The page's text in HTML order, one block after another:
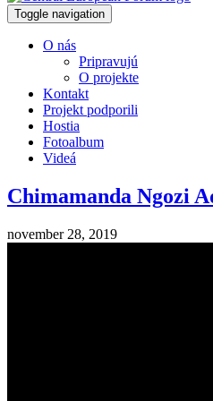
Toggle navigation
O nás
Pripravujú
O projekte
Kontakt
Projekt podporili
Hostia
Fotoalbum
Videá
Chimamanda Ngozi
november 28, 2019